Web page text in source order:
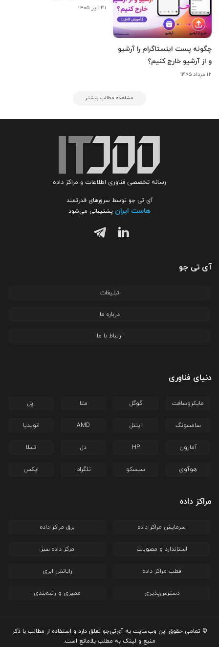
چگونه پست اینستاگرام را آرشیو
و از آرشیو خارج کنیم؟
۱۲ مرداد ۱۴۰۵
۳۱ تیر ۱۴۰۵
مشاهده مطالب بیشتر
رسانه تخصصی فناوری اطلاعات و مراکز داده
آی تی جو توسط سرورهای قدرتمند
هاست ایران پشتیبانی می‌شود
آی تی جو
تبلیغات
درباره ما
ارتباط با ما
دنیای فناوری
مایکروسافت گوگل متا اپل
سامسونگ اینتل AMD انویدیا
آمازون HP دل تسلا
هوآوی سیسکو تلگرام ایکس
مراکز داده
سرمایش مراکز داده برق مراکز داده
استاندارد و مصوبات مرکز داده سبز
قطب مراکز داده رایانش ابری
دسترس‌پذیری ممیزی و رتبه‌بندی
© تمامی حقوق این وب‌سایت به آی‌تی‌جو تعلق دارد و استفاده از مطالب با ذکر
منبع و لینک به مطلب بلامانع است.